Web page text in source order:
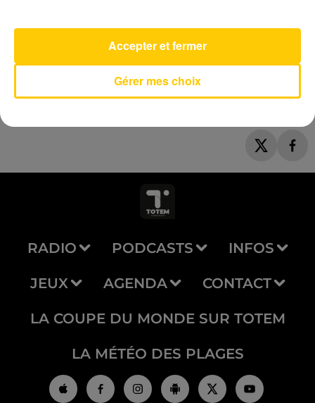
Stupid Girl
GARBAGE
RADIO PODCASTS INFOS
JEUX AGENDA CONTACT
LA COUPE DU MONDE SUR TOTEM
LA MÉTÉO DES PLAGES
Gérer mes choix
Accepter et fermer